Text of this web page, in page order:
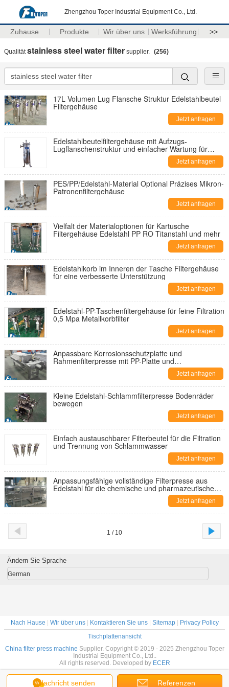
Zhengzhou Toper Industrial Equipment Co., Ltd.
Zuhause Produkte Wir über uns Werksführung >>
Qualitätstainless steel water filter supplier. (256)
17L Volumen Lug Flansche Struktur Edelstahlbeutel
Filtergehäuse
Jetzt anfragen
Edelstahlbeutelfiltergehäuse mit Aufzugs-
Lugflanschenstruktur und einfacher Wartung für
Jetzt anfragen
PES/PP/Edelstahl-Material Optional Präzises Mikron-
Patronenfiltergehäuse
Jetzt anfragen
Vielfalt der Materialoptionen für Kartusche
Filtergehäuse Edelstahl PP RO Titanstahl und mehr
Jetzt anfragen
Edelstahlkorb im Inneren der Tasche Filtergehäuse
für eine verbesserte Unterstützung
Jetzt anfragen
Edelstahl-PP-Taschenfiltergehäuse für feine Filtration
0,5 Mpa Metallkorbfilter
Jetzt anfragen
Anpassbare Korrosionsschutzplatte und
Rahmenfilterpresse mit PP-Platte und
Jetzt anfragen
Kleine Edelstahl-Schlammfilterpresse Bodenräder
bewegen
Jetzt anfragen
Einfach austauschbarer Filterbeutel für die Filtration
und Trennung von Schlammwasser
Jetzt anfragen
Anpassungsfähige vollständige Filterpresse aus
Edelstahl für die chemische und pharmazeutische
Jetzt anfragen
1 / 10
Nachricht senden Referenzen
Ändern Sie Sprache
German
Nach Hause Wir über uns| Kontaktieren Sie uns| Sitemap|
Privacy Policy
Tischplattenansicht
China filter press machine Supplier. Copyright © 2019 - 2025 Zhengzhou Toper
Industrial Equipment Co., Ltd..
All rights reserved. Developed by ECER